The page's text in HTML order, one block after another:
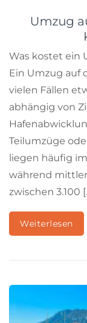
Umzug
Was kostet ein
Ein Umzug auf
vielen Fällen
abhängig von
Teilumzüge
liegen häufig
während
zwischen 3.100
Weiterlesen